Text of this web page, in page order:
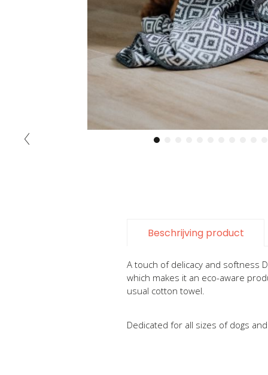
Beschrijving product
A touch of delicacy and softness
which makes it an eco-aware
usual cotton towel.
Dedicated for all sizes of dogs